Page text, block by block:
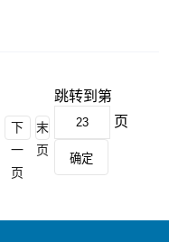
下
一
页
末
页
跳转到第
页
确定